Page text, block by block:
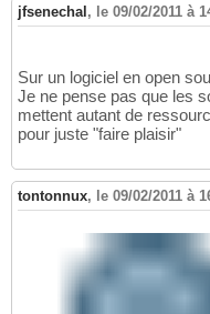
jfsenechal , le 09/02/2011 à
Sur un logiciel en open
Je ne pense pas que les
mettent autant de
pour juste "faire plaisir"
tontonnux, le 09/02/2011 à